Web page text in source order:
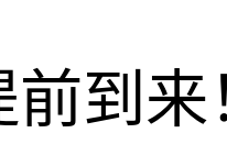
前到